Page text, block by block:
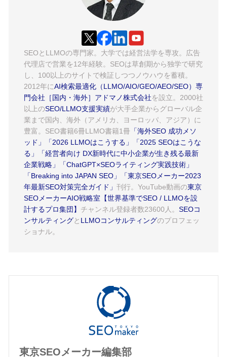
SEOとLLMOの専門家。大学では経営法学を専攻。広告
代理店で営業を12年経験。SEOは草創期から独学で研究
し、100以上のサイトで検証しつつノウハウを蓄積。
2012年にAI検索最適化（LLMO/AIO/GEO/AEO/SEO）専
門会社［国内・海外］アドマノ株式会社を設立。2000社
以上のSEO/LLMO支援実績が大手企業からグローバル企
業まで国内、海外（アメリカ、ヨーロッパ、アジア）に
豊富。SEO書籍6冊LLMO書籍1冊 「海外SEO 成功メソ
ッド」
「2026 LLMOはこうする」
「2025 SEOはこうな
る」
「経営者向け DX新時代に中小企業が生き残る最新
企業戦略」
「ChatGPT×SEOライティング実践技術」
「Breaking into JAPAN SEO」
「東京SEOメーカー2023
年最新SEO対策完全ガイド」 刊行。YouTube動画の東京
SEOメーカーAIO戦略室【世界基準でSEO / LLMOを設
計するプロ集団】 チャンネル登録者数23600人。 SEOコ
ンサルティングと LLMOコンサルティングのプロフェッ
ショナル。
東京SEOメーカー編集部